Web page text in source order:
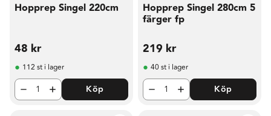
Hopprep Singel 220cm
48 kr
112 st i lager
Köp
Hopprep Singel 280cm 5
färger fp
219 kr
40 st i lager
Köp